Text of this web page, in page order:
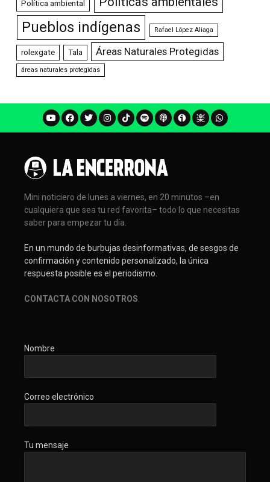
Política ambiental
Pueblos indígenas Rafael López Aliaga
rolexgate Tala Áreas Naturales Protegidas
áreas naturales protegidas
Mini noticiero de lunes a viernes, en 20 minutos –en
cualquiera que sea tu red favorita– todo lo que necesitas
saber para empezar tu día.
En un mundo de burbujas desinformativas, de sesgos de
confirmación y contenido personalizado, la única
respuesta posible es el periodismo.
CONTACTA CON NOSOTROS
Nombre
Correo electrónico
Tu mensaje